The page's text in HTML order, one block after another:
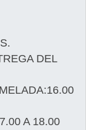
DEL
A 18.00